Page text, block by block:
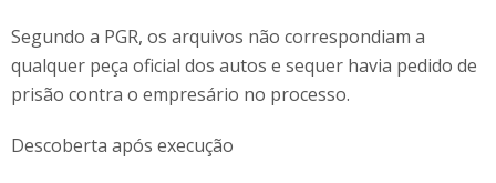
Segundo a PGR, os arquivos não correspondiam a
qualquer peça oficial dos autos e sequer havia pedido de
prisão contra o empresário no processo.
Descoberta após execução